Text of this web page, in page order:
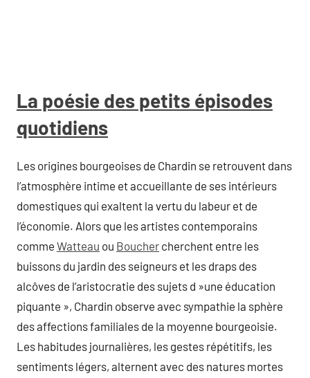
La poésie des petits épisodes
quotidiens
Les origines bourgeoises de Chardin se retrouvent dans
l’atmosphère intime et accueillante de ses intérieurs
domestiques qui exaltent la vertu du labeur et de
l’économie. Alors que les artistes contemporains
comme Watteau ou Boucher cherchent entre les
buissons du jardin des seigneurs et les draps des
alcôves de l’aristocratie des sujets d »une éducation
piquante », Chardin observe avec sympathie la sphère
des affections familiales de la moyenne bourgeoisie.
Les habitudes journalières, les gestes répétitifs, les
sentiments légers, alternent avec des natures mortes